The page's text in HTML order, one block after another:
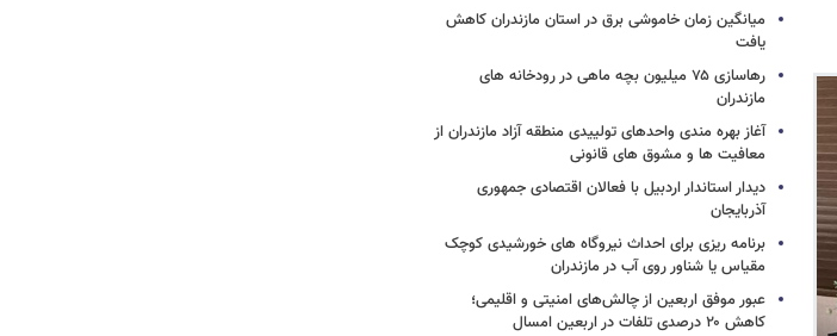
میانگین زمان خاموشی برق در استان مازندران کاهش
یافت
رهاسازی ۷۵ میلیون بچه ماهی در رودخانه های
مازندران
آغاز بهره مندی واحدهای تولییدی منطقه آزاد مازندران از
معافیت ها و مشوق های قانونی
دیدار استاندار اردبیل با فعالان اقتصادی جمهوری
آذربایجان
برنامه ریزی برای احداث نیروگاه های خورشیدی کوچک
مقیاس یا شناور روی آب در مازندران
عبور موفق اربعین از چالش‌های امنیتی و اقلیمی؛
کاهش ۲۰ درصدی تلفات در اربعین امسال